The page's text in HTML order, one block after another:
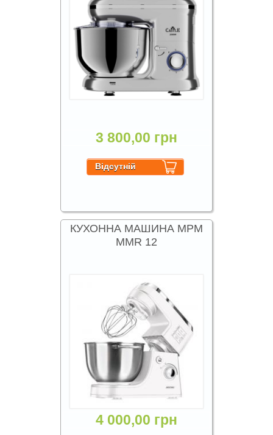
3 800,00 грн
КУХОННА МАШИНА MPM
MMR 12
4 000,00 грн